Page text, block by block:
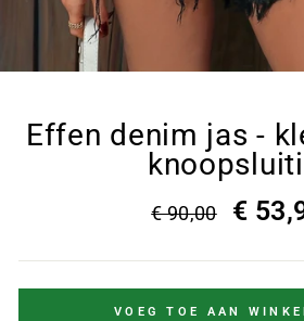
Effen denim jas -
€ 90,00 €
VOEG TOE AAN